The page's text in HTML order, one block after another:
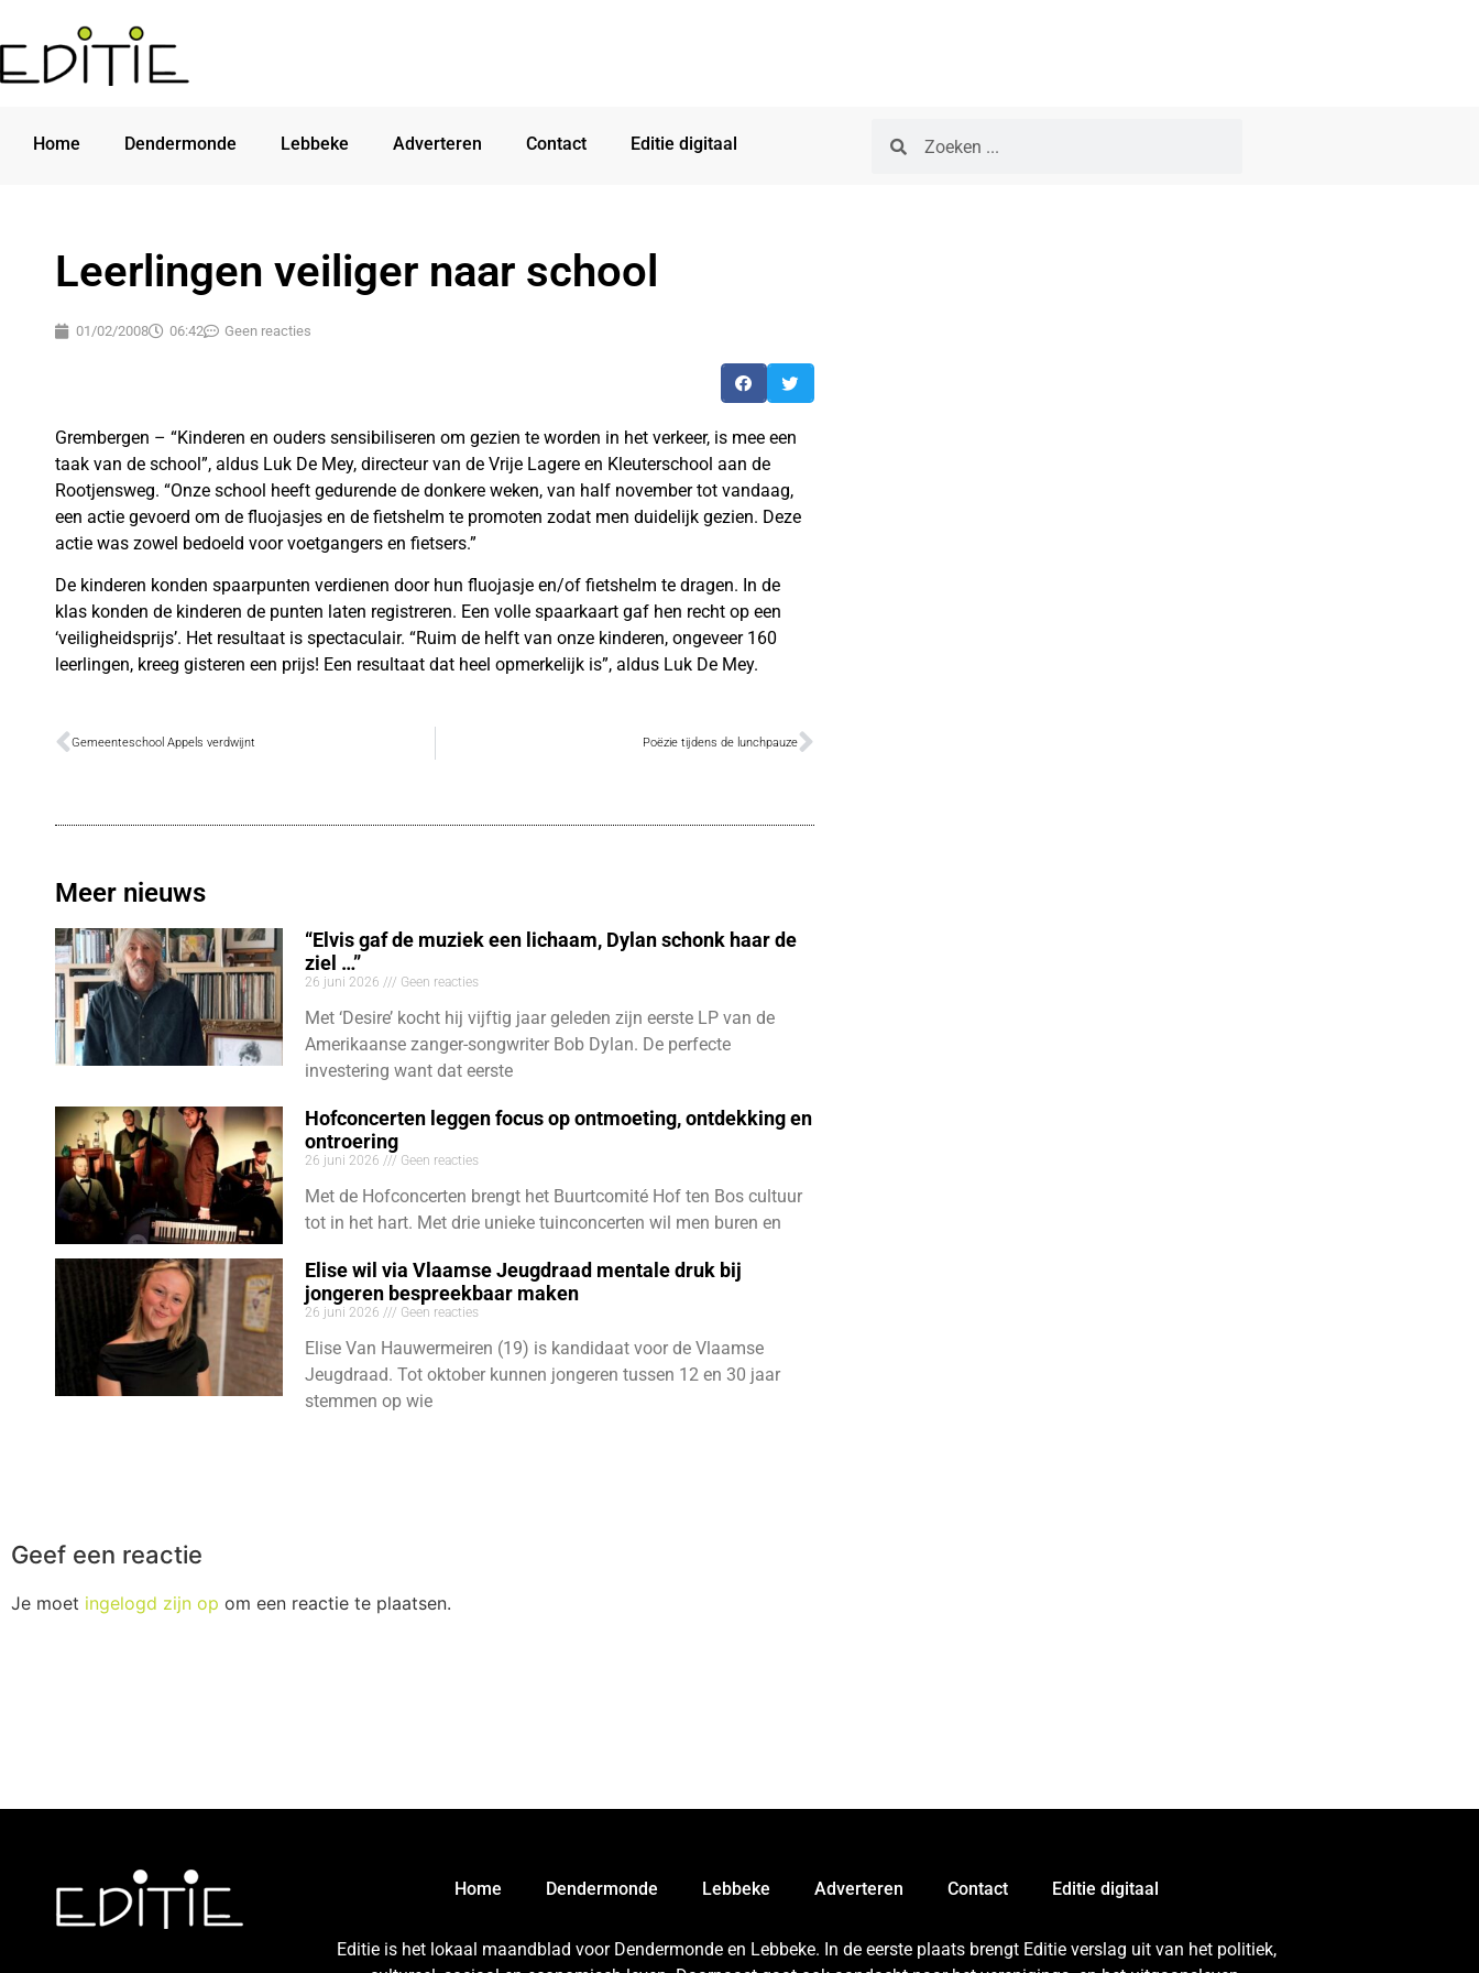
Home Dendermonde Lebbeke Adverteren Contact Editie digitaal
Leerlingen veiliger naar school
01/02/2008 06:42 Geen reacties
Grembergen – “Kinderen en ouders sensibiliseren om gezien te worden in het verkeer, is mee een
taak van de school”, aldus Luk De Mey, directeur van de Vrije Lagere en Kleuterschool aan de
Rootjensweg. “Onze school heeft gedurende de donkere weken, van half november tot vandaag,
een actie gevoerd om de fluojasjes en de fietshelm te promoten zodat men duidelijk gezien. Deze
actie was zowel bedoeld voor voetgangers en fietsers.”
De kinderen konden spaarpunten verdienen door hun fluojasje en/of fietshelm te dragen. In de
klas konden de kinderen de punten laten registreren. Een volle spaarkaart gaf hen recht op een
‘veiligheidsprijs’. Het resultaat is spectaculair. “Ruim de helft van onze kinderen, ongeveer 160
leerlingen, kreeg gisteren een prijs! Een resultaat dat heel opmerkelijk is”, aldus Luk De Mey.
Gemeenteschool Appels verdwijnt Poëzie tijdens de lunchpauze
Meer nieuws
“Elvis gaf de muziek een lichaam, Dylan schonk haar de
ziel …”
26 juni 2026 Geen reacties
Met ‘Desire’ kocht hij vijftig jaar geleden zijn eerste LP van de
Amerikaanse zanger-songwriter Bob Dylan. De perfecte
investering want dat eerste
Hofconcerten leggen focus op ontmoeting, ontdekking en
ontroering
26 juni 2026 Geen reacties
Met de Hofconcerten brengt het Buurtcomité Hof ten Bos cultuur
tot in het hart. Met drie unieke tuinconcerten wil men buren en
Elise wil via Vlaamse Jeugdraad mentale druk bij
jongeren bespreekbaar maken
26 juni 2026 Geen reacties
Elise Van Hauwermeiren (19) is kandidaat voor de Vlaamse
Jeugdraad. Tot oktober kunnen jongeren tussen 12 en 30 jaar
stemmen op wie
Geef een reactie
Je moet ingelogd zijn op om een reactie te plaatsen.
Home Dendermonde Lebbeke Adverteren Contact Editie digitaal
Editie is het lokaal maandblad voor Dendermonde en Lebbeke. In de eerste plaats brengt Editie verslag uit van het politiek,